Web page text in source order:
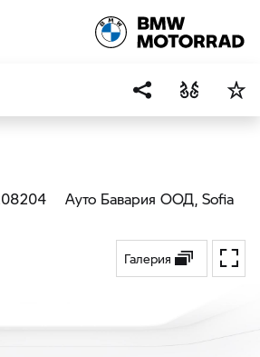
Ауто Бавария ООД, Sofia
Галерия